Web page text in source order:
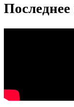
Последнее